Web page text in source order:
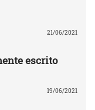
21/06/2021
escrito
19/06/2021